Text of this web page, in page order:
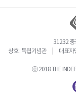
31232 충
상호 : 독립기념관 | 대표
ⓒ 2018 THE